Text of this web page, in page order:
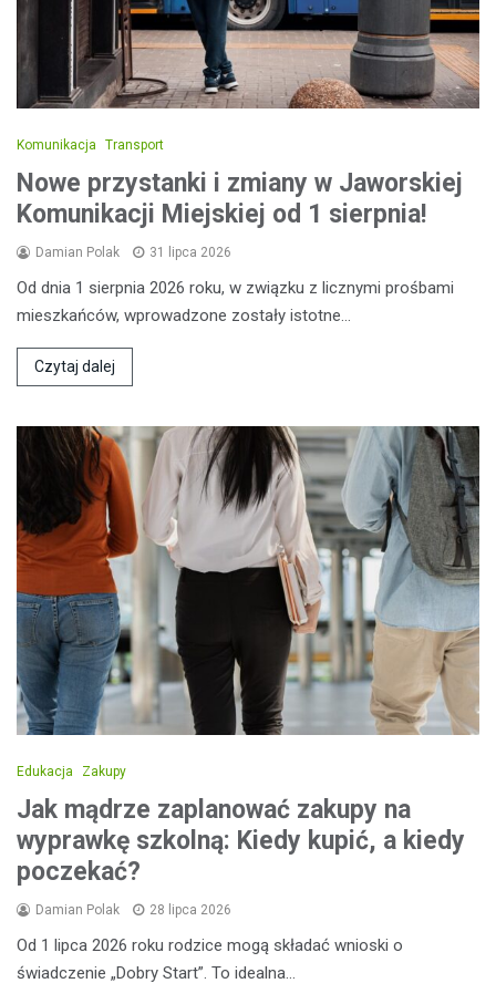
Komunikacja Transport
Nowe przystanki i zmiany w Jaworskiej
Komunikacji Miejskiej od 1 sierpnia!
Damian Polak 31 lipca 2026
Od dnia 1 sierpnia 2026 roku, w związku z licznymi prośbami
mieszkańców, wprowadzone zostały istotne…
Czytaj dalej
Edukacja Zakupy
Jak mądrze zaplanować zakupy na
wyprawkę szkolną: Kiedy kupić, a kiedy
poczekać?
Damian Polak 28 lipca 2026
Od 1 lipca 2026 roku rodzice mogą składać wnioski o
świadczenie „Dobry Start”. To idealna…